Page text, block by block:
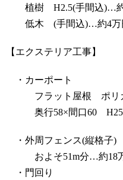
植樹 H2.5(手間込)…約
低木 (手間込)…約4万
【エクステリア工事】
・カーポート
フラット屋根 ポリカ
奥行58×間口60
・外周フェンス(縦格子)
およそ51m分…約18
・門回り